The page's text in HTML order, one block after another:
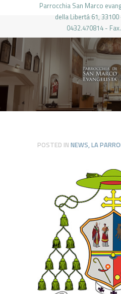
Parrocchia San Marco
della Libertá 61,
0432.470814 -
PARROCCHIA DI
HOME
LA PARROCCHIA
IL PARROCO
LE ATTIVITÀ
PIERABECH
POSTED IN NEWS,LA